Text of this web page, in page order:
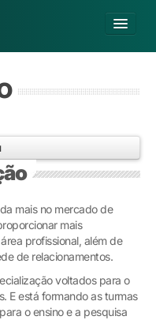
se
mais no mercado de
mais
profissional, além de
de relacionamentos.
voltados para o
E está formando as turmas
o ensino e a pesquisa